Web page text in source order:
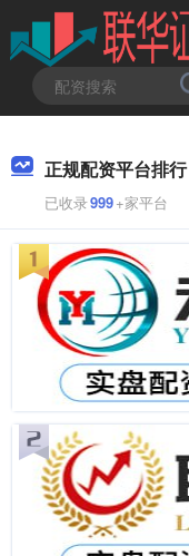
正规配资平台排行
已收录999+家平台